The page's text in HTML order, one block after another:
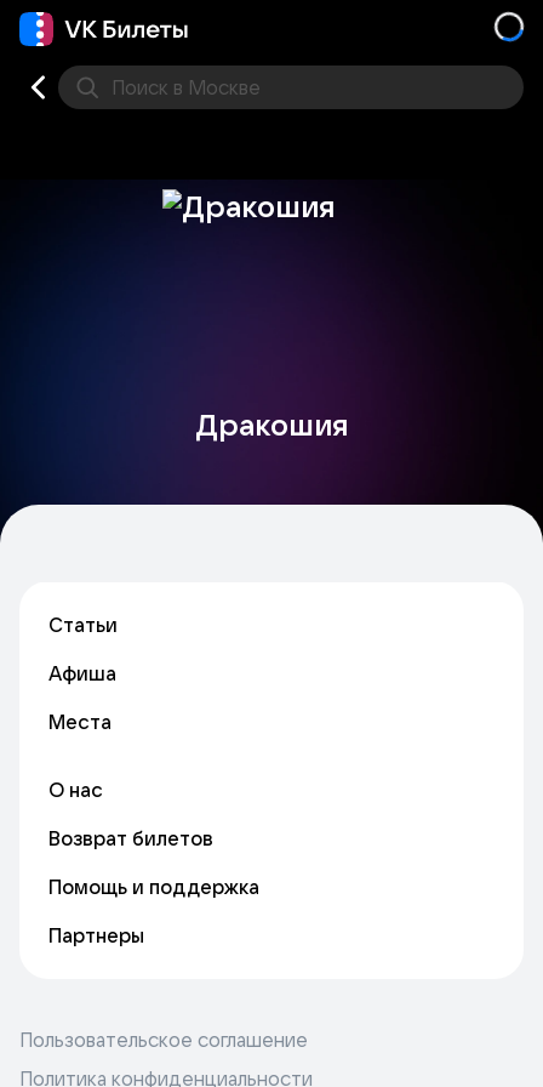
Поиск в Москве
Дракошия
Статьи
Афиша
Места
О нас
Возврат билетов
Помощь и поддержка
Партнеры
Пользовательское соглашение
Политика конфиденциальности